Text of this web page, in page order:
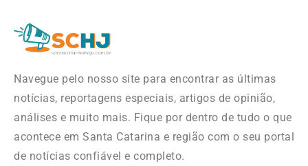
Navegue pelo nosso site para encontrar as últimas
notícias, reportagens especiais, artigos de opinião,
análises e muito mais. Fique por dentro de tudo o que
acontece em Santa Catarina e região com o seu portal
de notícias confiável e completo.